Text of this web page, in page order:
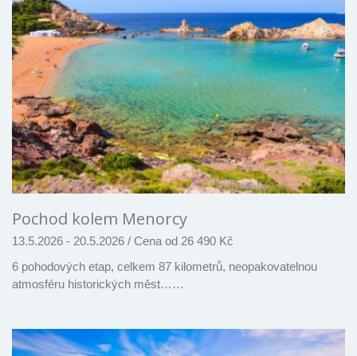
Pochod kolem Menorcy
13.5.2026 - 20.5.2026 / Cena od 26 490 Kč
6 pohodových etap, celkem 87 kilometrů, neopakovatelnou
atmosféru historických měst……